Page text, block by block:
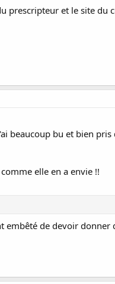
prescripteur et le site du
beaucoup bu et bien
elle en a envie !!
embêté de devoir donner